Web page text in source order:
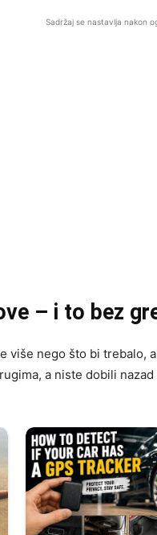
Sadržaj se nastavlja nakon
– i to bez
više nego što bi trebalo,
a niste dobili nazad